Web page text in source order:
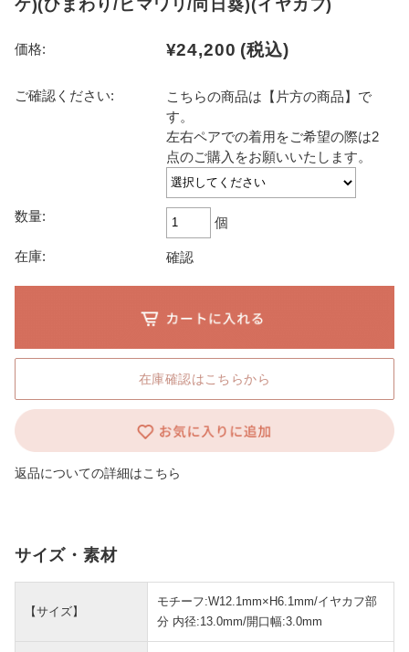
ケ)(ひまわり/ヒマワリ/向日葵)(イヤカフ)
価格: ¥24,200 (税込)
ご確認ください:
こちらの商品は【片方の商品】で
す。
左右ペアでの着用をご希望の際は2
点のご購入をお願いいたします。
数量: 個
在庫: 確認
在庫確認はこちらから
返品についての詳細はこちら
サイズ・素材
【サイズ】
モチーフ:W12.1mm×H6.1mm/イヤカフ部
分 内径:13.0mm/開口幅:3.0mm